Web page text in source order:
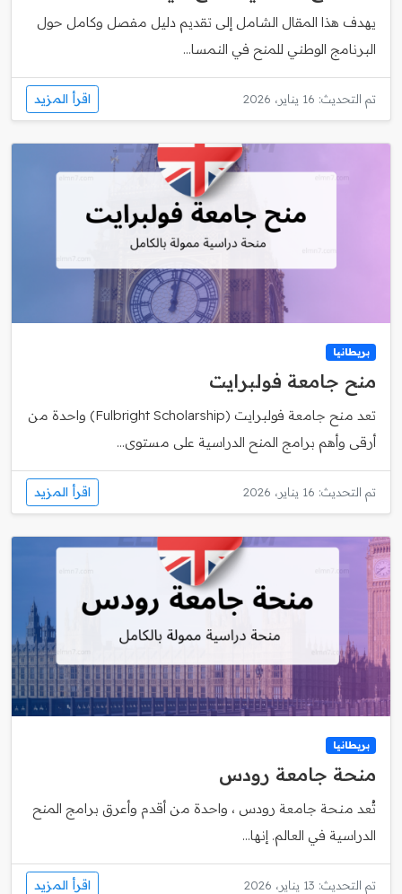
يهدف هذا المقال الشامل إلى تقديم دليل مفصل وكامل حول
البرنامج الوطني للمنح في النمسا...
تم التحديث: 16 يناير، 2026 اقرأ المزيد
بريطانيا
منح جامعة فولبرايت
تعد منح جامعة فولبرايت (Fulbright Scholarship) واحدة من
أرقى وأهم برامج المنح الدراسية على مستوى...
تم التحديث: 16 يناير، 2026 اقرأ المزيد
بريطانيا
منحة جامعة رودس
تُعد منحة جامعة رودس ، واحدة من أقدم وأعرق برامج المنح
الدراسية في العالم. إنها...
تم التحديث: 13 يناير، 2026 اقرأ المزيد